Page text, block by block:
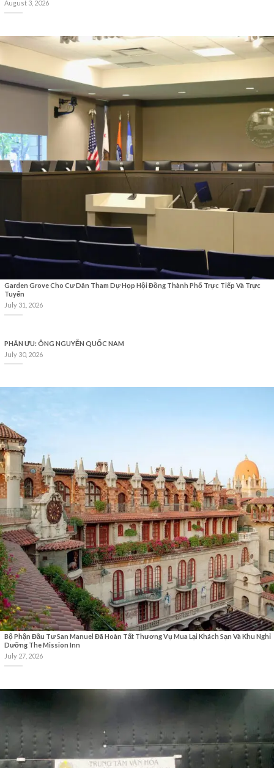
August 3, 2026
Garden Grove Cho Cư Dân Tham Dự Họp Hội Đồng Thành Phố Trực Tiếp Và Trực
Tuyến
July 31, 2026
PHÂN ƯU: ÔNG NGUYỄN QUỐC NAM
July 30, 2026
Bộ Phận Đầu Tư San Manuel Đã Hoàn Tất Thương Vụ Mua Lại Khách Sạn Và Khu Nghỉ
Dưỡng The Mission Inn
July 27, 2026